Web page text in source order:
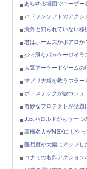
あらゆる場面でユーザー
ハドソンソフトのアクシ
意外と知られていない移
君はホームズかポアロか
少々謎なパッケージイラ
人気アーケードゲームの
サブリナ姫を救うホラー
ボーステックが放つシュ
奇妙なプロテクトが話題
J.B.ハロルドがもう一つ
高橋名人がMSXにもや
難易度が大幅にアップし
コナミの名作アクション